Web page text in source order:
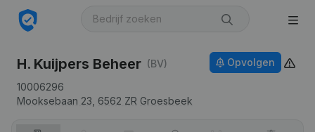
H. Kuijpers Beheer (BV)
10006296
Mooksebaan 23, 6562 ZR Groesbeek
Opvolgen